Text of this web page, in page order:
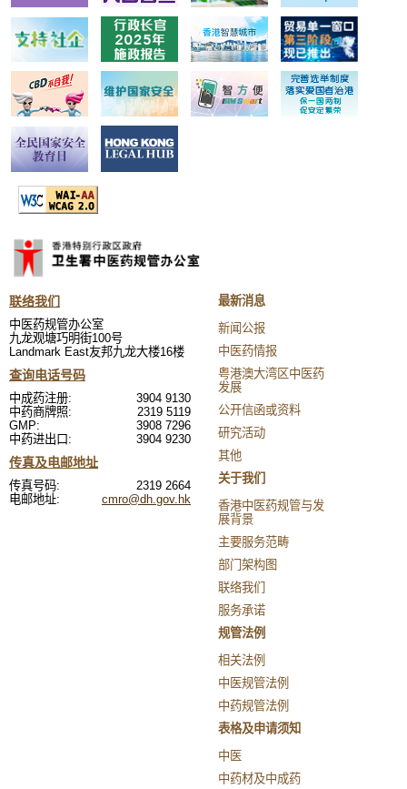
联络我们
中医药规管办公室
九龙观塘巧明街100号
Landmark East友邦九龙大楼16楼
查询电话号码
中成药注册:
3904 9130
中药商牌照:
2319 5119
GMP:
3908 7296
中药进出口:
3904 9230
传真及电邮地址
传真号码:
2319 2664
电邮地址:
cmro@dh.gov.hk
最新消息
新闻公报
中医药情报
粤港澳大湾区中医药
发展
公开信函或资料
研究活动
其他
关于我们
香港中医药规管与发
展背景
主要服务范畴
部门架构图
联络我们
服务承诺
规管法例
相关法例
中医规管法例
中药规管法例
表格及申请须知
中医
中药材及中成药